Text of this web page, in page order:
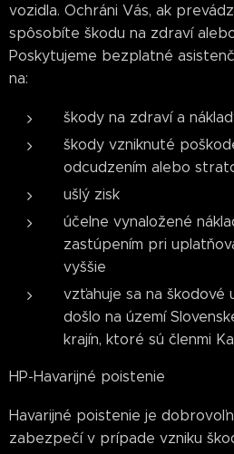
vozidla. Ochráni Vás, ak
spôsobíte škodu na zdraví
Poskytujeme bezplatné
na:
škody na zdraví a
škody vzniknuté
odcudzením alebo
ušlý zisk
účelne vynaložené
zastúpením pri
vyššie
vzťahuje sa na škodové
došlo na území
krajín, ktoré sú členmi
HP-Havarijné poistenie
Havarijné poistenie je
zabezpečí v prípade vzniku